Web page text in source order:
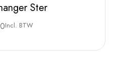
Ster
Incl. BTW